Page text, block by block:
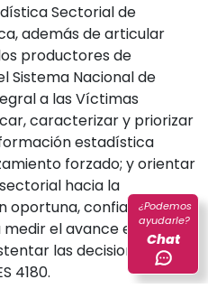
Sectorial de
además de articular
productores de
Sistema Nacional de
a las Víctimas
caracterizar y priorizar
estadística
forzado; y orientar
hacia la
oportuna, confiable y
el avance en las
las decisiones de
4180.
¿Podemos
ayudarle?
Chat